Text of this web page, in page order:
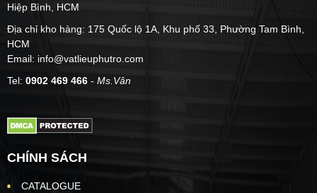
Hiệp Bình, HCM
Địa chỉ kho hàng: 175 Quốc lộ 1A, Khu phố 33, Phường Tam Bình,
HCM
Email: info@vatlieuphutro.com
Tel: 0902 469 466 - Ms.Vân
CHÍNH SÁCH
CATALOGUE